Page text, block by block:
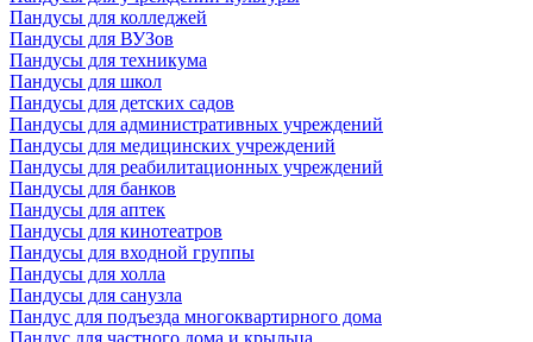
Пандусы для колледжей
Пандусы для ВУЗов
Пандусы для техникума
Пандусы для школ
Пандусы для детских садов
Пандусы для административных учреждений
Пандусы для медицинских учреждений
Пандусы для реабилитационных учреждений
Пандусы для банков
Пандусы для аптек
Пандусы для кинотеатров
Пандусы для входной группы
Пандусы для холла
Пандусы для санузла
Пандус для подъезда многоквартирного дома
Пандус для частного дома и крыльца